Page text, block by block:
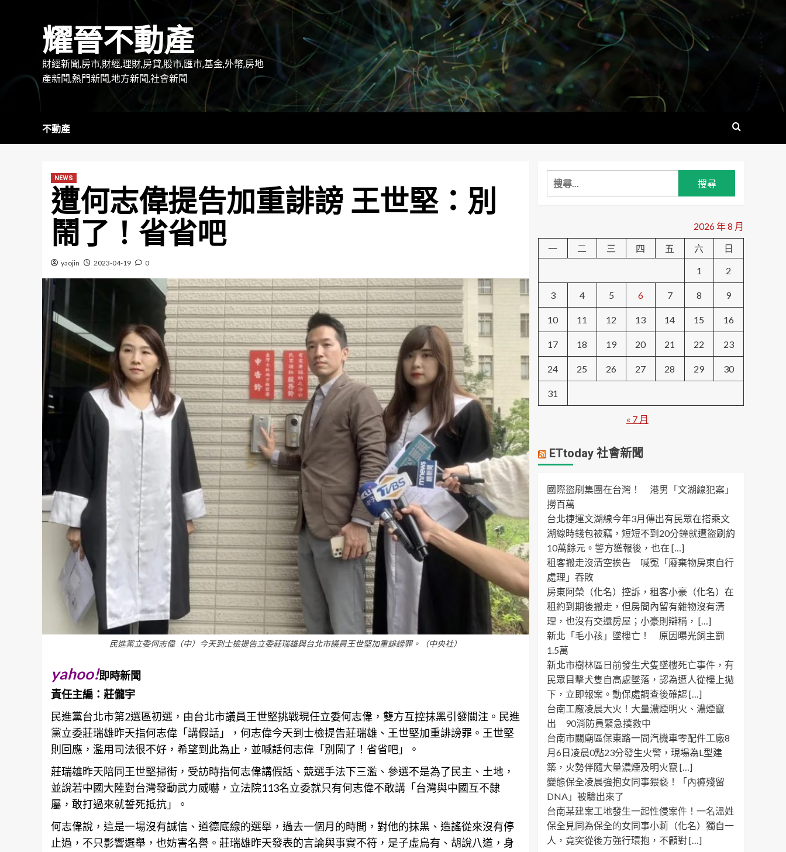
耀晉不動產
財經新聞,房市,財經,理財,房貸,股市,匯市,基金,外幣,房地
產新聞,熱門新聞,地方新聞,社會新聞
不動產
NEWS
遭何志偉提告加重誹謗 王世堅：別
鬧了！省省吧
yaojin 2023-04-19 0
民進黨立委何志偉（中）今天到士檢提告立委莊瑞雄與台北市議員王世堅加重誹謗罪。（中央社）
yahoo!即時新聞
責任主編：莊儱宇
民進黨台北市第2選區初選，由台北市議員王世堅挑戰現任立委何志偉，雙方互控抹黑引發關注。民進
黨立委莊瑞雄昨天指何志偉「講假話」，何志偉今天到士檢提告莊瑞雄、王世堅加重誹謗罪。王世堅
則回應，濫用司法很不好，希望到此為止，並喊話何志偉「別鬧了！省省吧」。
莊瑞雄昨天陪同王世堅掃街，受訪時指何志偉講假話、競選手法下三濫、參選不是為了民主、土地，
並說若中國大陸對台灣發動武力威嚇，立法院113名立委就只有何志偉不敢講「台灣與中國互不隸
屬，敢打過來就誓死抵抗」。
何志偉說，這是一場沒有誠信、道德底線的選舉，過去一個月的時間，對他的抹黑、造謠從來沒有停
止過，不只影響選舉，也妨害名譽。莊瑞雄昨天發表的言論與事實不符，是子虛烏有、胡說八道，身
搜
尋
字:
2026 年 8 月
一
二 三 四 五 六
日
1
2
3 4 5 6 7 8 9
10 11 12 13 14 15 16
17 18 19 20 21 22 23
24 25 26 27 28 29 30
31
« 7 月
ETtoday 社會新聞
國際盜刷集團在台灣！ 港男「文湖線犯案」
撈百萬
台北捷運文湖線今年3月傳出有民眾在搭乘文
湖線時錢包被竊，短短不到20分鐘就遭盜刷約
10萬餘元。警方獲報後，也在 […]
租客搬走沒清空挨告 喊冤「廢棄物房東自行
處理」吞敗
房東阿榮（化名）控訴，租客小豪（化名）在
租約到期後搬走，但房間內留有雜物沒有清
理，也沒有交還房屋；小豪則辯稱， […]
新北「毛小孩」墜樓亡！ 原因曝光飼主罰
1.5萬
新北市樹林區日前發生犬隻墜樓死亡事件，有
民眾目擊犬隻自高處墜落，認為遭人從樓上拋
下，立即報案。動保處調查後確認 […]
台南工廠凌晨大火！大量濃煙明火、濃煙竄
出 90消防員緊急撲救中
台南市關廟區保東路一間汽機車零配件工廠8
月6日凌晨0點23分發生火警，現場為L型建
築，火勢伴隨大量濃煙及明火竄 […]
變態保全凌晨強抱女同事猥褻！「內褲殘留
DNA」被驗出來了
台南某建案工地發生一起性侵案件！一名溫姓
保全見同為保全的女同事小莉（化名）獨自一
人，竟突從後方強行環抱，不顧對 […]